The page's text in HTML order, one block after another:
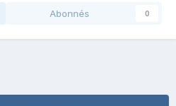
Abonnés 0